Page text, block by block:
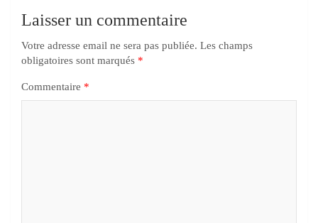
Laisser un commentaire
Votre adresse email ne sera pas publiée. Les champs
obligatoires sont marqués *
Commentaire *